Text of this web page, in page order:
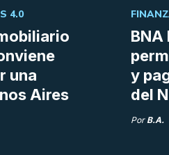
una
Aires
4.0
BNA
y
del
Por B.A.